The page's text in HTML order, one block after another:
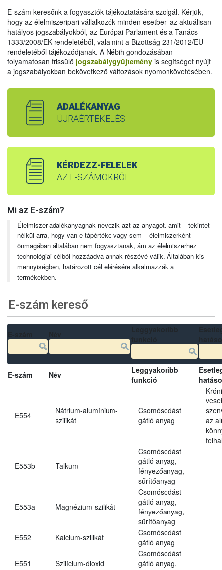
E-szám keresőnk a fogyasztók tájékoztatására szolgál. Kérjük,
hogy az élelmiszeripari vállalkozók minden esetben az aktuálisan
hatályos jogszabályokból, az Európai Parlament és a Tanács
1333/2008/EK rendeletéből, valamint a Bizottság 231/2012/EU
rendeletéből tájékozódjanak. A Nébih gondozásában
folyamatosan frissülő jogszabálygyűjtemény is segítséget nyújt
a jogszabályokban bekövetkező változások nyomonkövetésében.
ADALÉKANYAG
ÚJRAÉRTÉKELÉS
KÉRDEZZ-FELELEK
AZ E-SZÁMOKRÓL
Mi az E-szám?
Élelmiszer-adalékanyagnak nevezik azt az anyagot, amit – tekintet
nélkül arra, hogy van-e tápértéke vagy sem – élelmiszerként
önmagában általában nem fogyasztanak, ám az élelmiszerhez
technológiai célból hozzáadva annak részévé válik. Általában kis
mennyiségben, határozott cél elérésére alkalmazzák a
termékekben.
E-szám kereső
E-szám Név
Leggyakoribb
funkció
E554
Nátrium-alumínium-
szilikát
Csomósodást
gátló anyag
az
E553b Talkum
Csomósodást
gátló anyag,
fényezőanyag,
sűrítőanyag
E553a Magnézium-szilikát
Csomósodást
gátló anyag,
fényezőanyag,
sűrítőanyag
E552
Kalcium-szilikát
Csomósodást
gátló anyag
E551 Szilícium-dioxid
Csomósodást
gátló anyag,